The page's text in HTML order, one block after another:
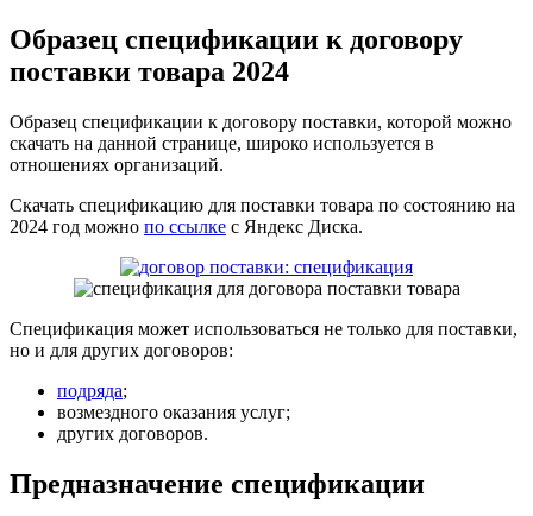
Образец спецификации к договору
поставки товара 2024
Образец спецификации к договору поставки, которой можно
скачать на данной странице, широко используется в
отношениях организаций.
Скачать спецификацию для поставки товара по состоянию на
2024 год можно по ссылке с Яндекс Диска.
Спецификация может использоваться не только для поставки,
но и для других договоров:
подряда;
возмездного оказания услуг;
других договоров.
Предназначение спецификации